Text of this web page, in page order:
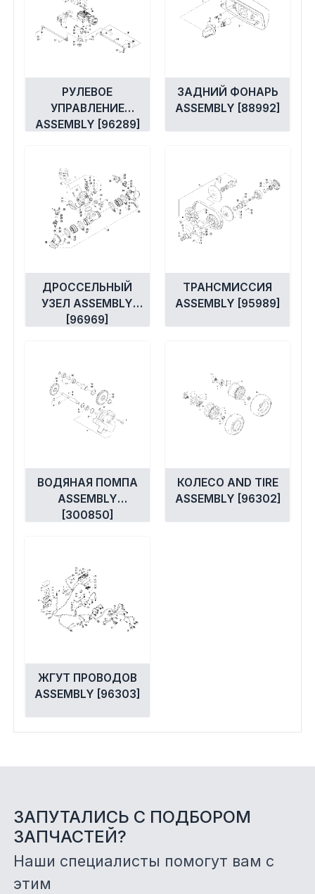
РУЛЕВОЕ
УПРАВЛЕНИЕ
ASSEMBLY [96289]
ЗАДНИЙ ФОНАРЬ
ASSEMBLY [88992]
ДРОССЕЛЬНЫЙ
УЗЕЛ ASSEMBLY
[96969]
ТРАНСМИССИЯ
ASSEMBLY [95989]
ВОДЯНАЯ ПОМПА
ASSEMBLY
[300850]
КОЛЕСО AND TIRE
ASSEMBLY [96302]
ЖГУТ ПРОВОДОВ
ASSEMBLY [96303]
ЗАПУТАЛИСЬ С ПОДБОРОМ
ЗАПЧАСТЕЙ?
Наши специалисты помогут вам с
этим